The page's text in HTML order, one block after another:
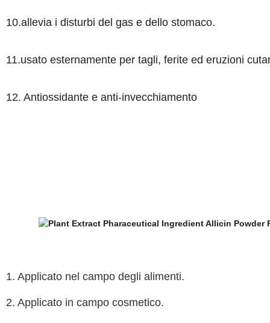
10.allevia i disturbi del gas e dello stomaco.
11.usato esternamente per tagli, ferite ed eruzioni
12. Antiossidante e anti-invecchiamento
1. Applicato nel campo degli alimenti.
2. Applicato in campo cosmetico.